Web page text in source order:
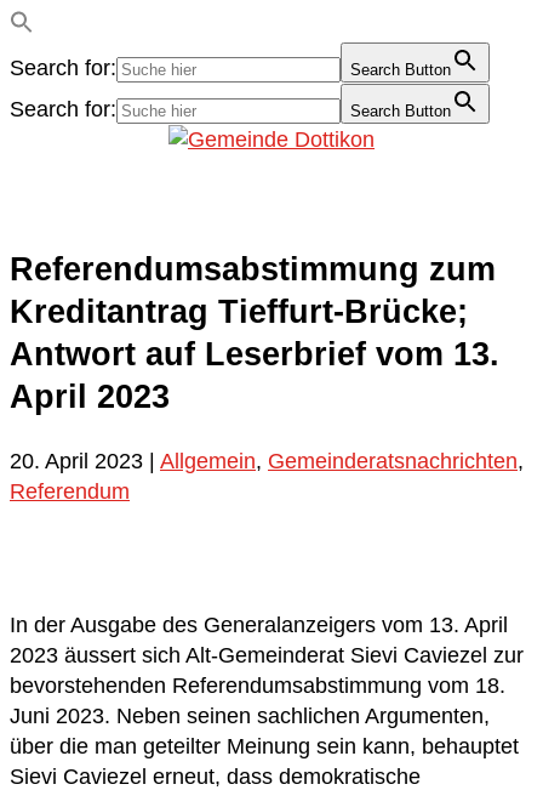
Search for: Search Button
Search for: Search Button
Referendumsabstimmung zum
Kreditantrag Tieffurt-Brücke;
Antwort auf Leserbrief vom 13.
April 2023
20. April 2023 | Allgemein, Gemeinderatsnachrichten,
Referendum
In der Ausgabe des Generalanzeigers vom 13. April
2023 äussert sich Alt-Gemeinderat Sievi Caviezel zur
bevorstehenden Referendumsabstimmung vom 18.
Juni 2023. Neben seinen sachlichen Argumenten,
über die man geteilter Meinung sein kann, behauptet
Sievi Caviezel erneut, dass demokratische